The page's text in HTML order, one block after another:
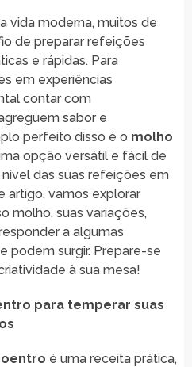
vida moderna, muitos de
de preparar refeições
e rápidas. Para
em experiências
contar com
sabor e
perfeito disso é o molho
opção versátil e fácil de
das suas refeições em
artigo, vamos explorar
molho, suas variações,
a algumas
podem surgir. Prepare-se
à sua mesa!
para temperar suas
é uma receita prática,